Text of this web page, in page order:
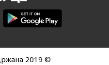
2019 ©